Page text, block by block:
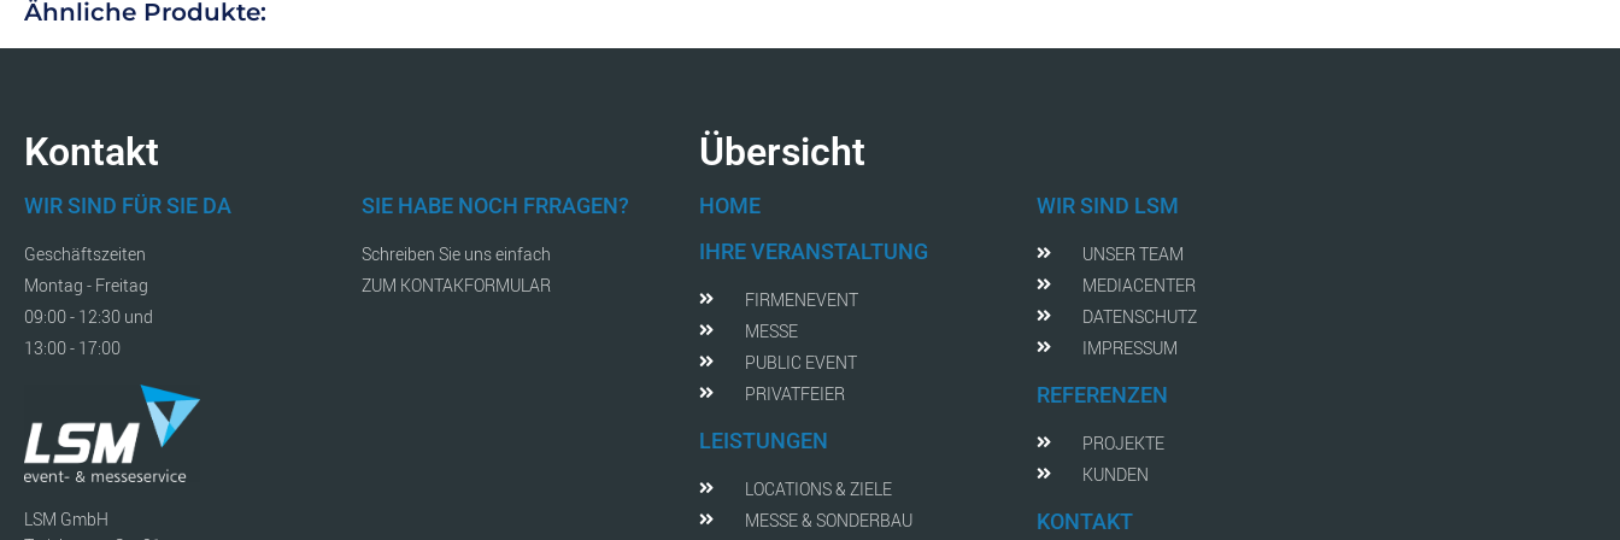
Ähnliche Produkte:
Kontakt Übersicht
WIR SIND FÜR SIE DA
Geschäftszeiten
Montag - Freitag
09:00 - 12:30 und
13:00 - 17:00
LSM GmbH
SIE HABE NOCH FRRAGEN?
Schreiben Sie uns einfach
ZUM KONTAKFORMULAR
HOME
IHRE VERANSTALTUNG
FIRMENEVENT
MESSE
PUBLIC EVENT
PRIVATFEIER
LEISTUNGEN
LOCATIONS & ZIELE
MESSE & SONDERBAU
WIR SIND LSM
UNSER TEAM
MEDIACENTER
DATENSCHUTZ
IMPRESSUM
REFERENZEN
PROJEKTE
KUNDEN
KONTAKT